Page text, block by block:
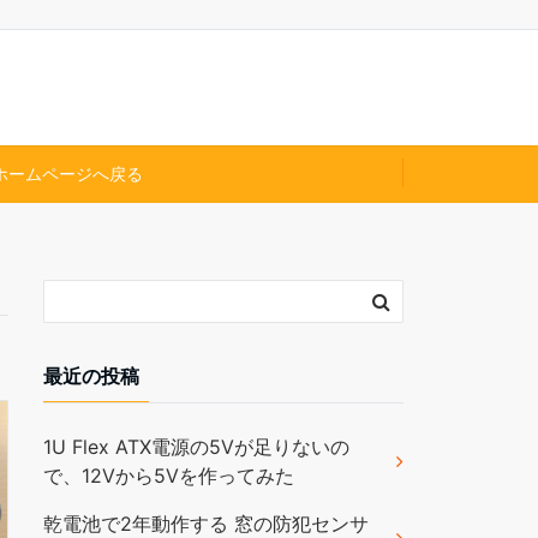
ームページへ戻る
最近の投稿
1U Flex ATX電源の5Vが足りないの
で、12Vから5Vを作ってみた
乾電池で2年動作する 窓の防犯センサ